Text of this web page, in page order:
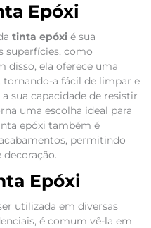
Epóxi
tinta epóxié sua
superfícies, como
disso, ela oferece uma
tornando-a fácil de limpar e
sua capacidade de resistir
uma escolha ideal para
epóxi também é
permitindo
Epóxi
utilizada em diversas
é comum vê-la em